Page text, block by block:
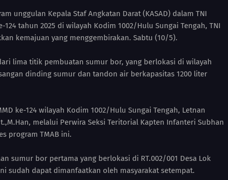
unggulan Kepala Staf Angkatan Darat (KASAD) dalam TNI
124 tahun 2025 di wilayah Kodim 1002/Hulu Sungai Tengah, TNI
kemajuan yang menggembirakan. Sabtu (10/5).
lima titik pembuatan sumur bor, yang berlokasi di wilayah
dinding sumur dan tandon air berkapasitas 1200 liter
ke-124 wilayah Kodim 1002/Hulu Sungai Tengah, Letnan
melalui Perwira Seksi Teritorial Kapten Infanteri Subhan
program TMAB ini.
sumur bor pertama yang berlokasi di RT.002/001 Desa Lok
sudah dapat dimanfaatkan oleh masyarakat setempat.